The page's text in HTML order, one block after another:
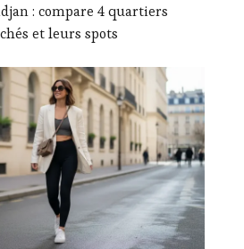
: compare 4 quartiers
et leurs spots